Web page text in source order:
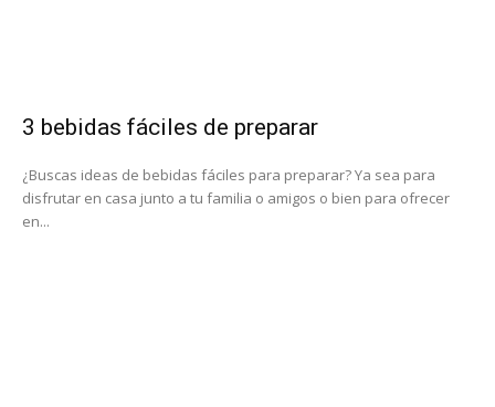
3 bebidas fáciles de preparar
¿Buscas ideas de bebidas fáciles para preparar? Ya sea para
disfrutar en casa junto a tu familia o amigos o bien para ofrecer
en...